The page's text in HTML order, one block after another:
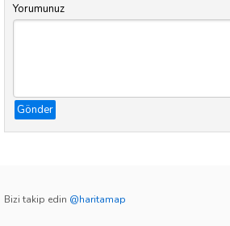
Yorumunuz
Gönder
Bizi takip edin @haritamap